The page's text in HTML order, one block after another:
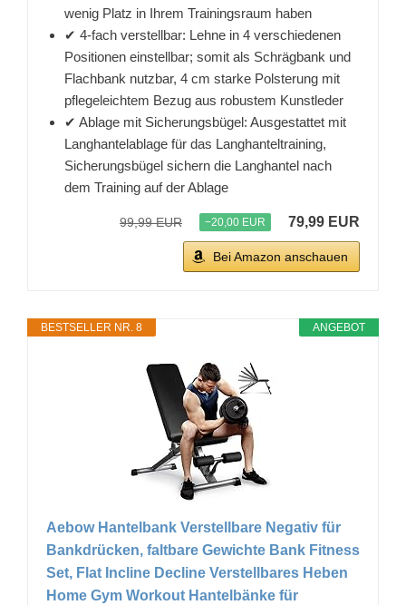
wenig Platz in Ihrem Trainingsraum haben
✔ 4-fach verstellbar: Lehne in 4 verschiedenen
Positionen einstellbar; somit als Schrägbank und
Flachbank nutzbar, 4 cm starke Polsterung mit
pflegeleichtem Bezug aus robustem Kunstleder
✔ Ablage mit Sicherungsbügel: Ausgestattet mit
Langhantelablage für das Langhanteltraining,
Sicherungsbügel sichern die Langhantel nach
dem Training auf der Ablage
99,99 EUR −20,00 EUR 79,99 EUR
Bei Amazon anschauen
ANGEBOT
BESTSELLER NR. 8
Aebow Hantelbank Verstellbare Negativ für
Bankdrücken, faltbare Gewichte Bank Fitness
Set, Flat Incline Decline Verstellbares Heben
Home Gym Workout Hantelbänke für